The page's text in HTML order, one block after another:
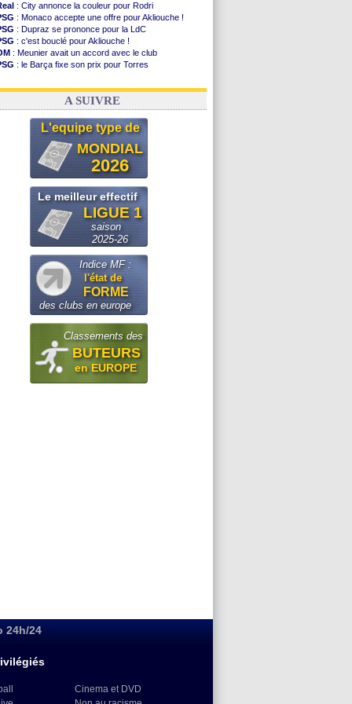
: City annonce la couleur pour Rodri
: Monaco accepte une offre pour Akliouche !
: Dupraz se prononce pour la LdC
: c'est bouclé pour Akliouche !
: Meunier avait un accord avec le club
: le Barça fixe son prix pour Torres
: Torres souhaite rejoindre le PSG !
A SUIVRE
L'equipe type de
MONDIAL
2026
Le meilleur effectif
LIGUE 1
saison
2025-26
Indice MF :
l'état de
FORME
des clubs en europe
Classements des
BUTEURS
en EUROPE
24h/24
Cinema et DVD